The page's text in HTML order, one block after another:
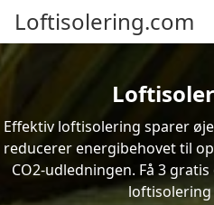
Loftisolering.com
Effektiv loftisolering sparer
reducerer energibehovet til
CO2-udledningen. Få 3
loftisolering